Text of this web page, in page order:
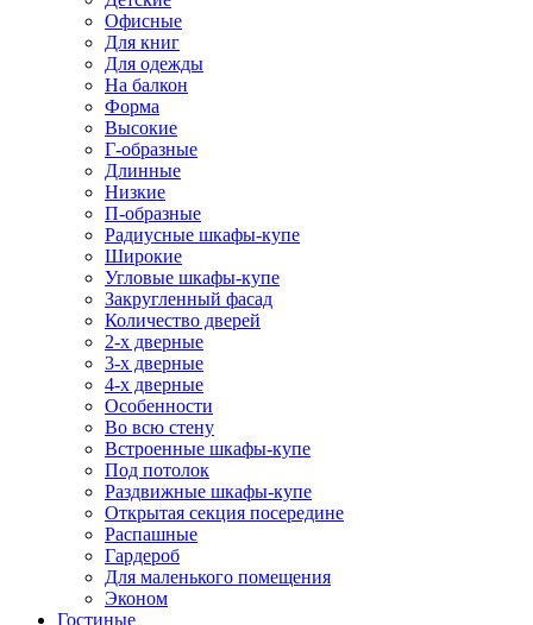
Офисные
Для книг
Для одежды
На балкон
Форма
Высокие
Г-образные
Длинные
Низкие
П-образные
Радиусные шкафы-купе
Широкие
Угловые шкафы-купе
Закругленный фасад
Количество дверей
2-х дверные
3-х дверные
4-х дверные
Особенности
Во всю стену
Встроенные шкафы-купе
Под потолок
Раздвижные шкафы-купе
Открытая секция посередине
Распашные
Гардероб
Для маленького помещения
Эконом
Гостиные